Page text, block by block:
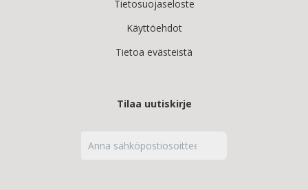
Tietosuojaseloste
Käyttöehdot
Tietoa evästeistä
Tilaa uutiskirje